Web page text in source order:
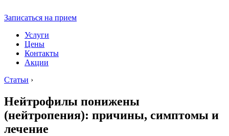
Записаться на прием
Услуги
Цены
Контакты
Акции
Статьи ›
Нейтрофилы понижены
(нейтропения): причины, симптомы и
лечение